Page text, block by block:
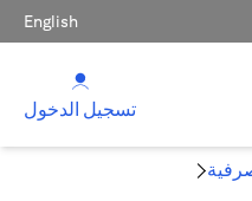
English
تسجيل الدخول